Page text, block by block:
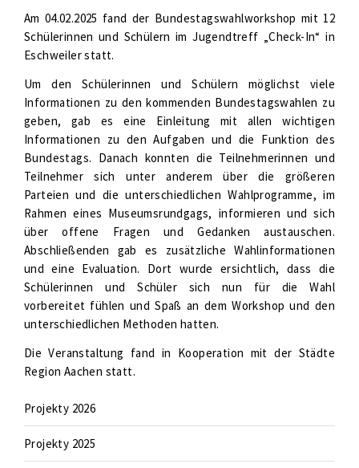
Am 04.02.2025 fand der Bundestagswahlworkshop mit 12
Schülerinnen und Schülern im Jugendtreff „Check-In“ in
Eschweiler statt.
Um den Schülerinnen und Schülern möglichst viele
Informationen zu den kommenden Bundestagswahlen zu
geben, gab es eine Einleitung mit allen wichtigen
Informationen zu den Aufgaben und die Funktion des
Bundestags. Danach konnten die Teilnehmerinnen und
Teilnehmer sich unter anderem über die größeren
Parteien und die unterschiedlichen Wahlprogramme, im
Rahmen eines Museumsrundgags, informieren und sich
über offene Fragen und Gedanken austauschen.
Abschließenden gab es zusätzliche Wahlinformationen
und eine Evaluation. Dort wurde ersichtlich, dass die
Schülerinnen und Schüler sich nun für die Wahl
vorbereitet fühlen und Spaß an dem Workshop und den
unterschiedlichen Methoden hatten.
Die Veranstaltung fand in Kooperation mit der Städte
Region Aachen statt.
Projekty 2026
Projekty 2025